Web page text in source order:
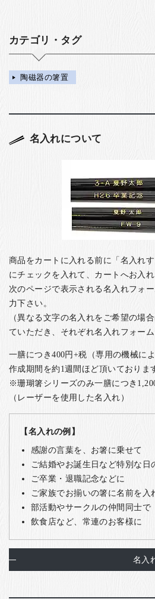
カテゴリ・タグ
陶磁器の箸置
名入れについて
商品をカートに入れる前に「名入れ
にチェックを入れて、カートへお入れ
次のページで表示される名入れフォ
力下さい。
（異なる文字の名入れをご希望の場
ていただき、それぞれ名入れフォーム
一膳につき400円+税（専用の機械に
作成期間を約1週間ほど頂いておりま
※珊瑚箸シリーズのみ一膳につき
（レーザーを使用した名入れ）
【名入れの例】
感謝の言葉を、お箸に乗せて
ご結婚やお誕生日など特別な日
ご卒業・退職記念などに
ご家族でお揃いの箸に名前を入
部活動やサークルの仲間同士で
飲食店など、常連のお客様に
名入